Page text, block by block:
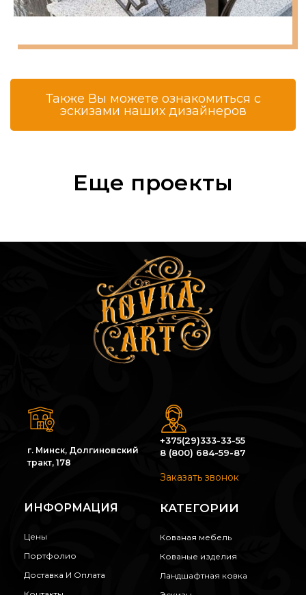
Также Вы можете ознакомиться с
эскизами наших дизайнеров
Еще проекты
г. Минск, Долгиновский
тракт, 178
+375(29)333-33-55
8 (800) 684-59-87
Заказать звонок
ИНФОРМАЦИЯ
Цены
Портфолио
Доставка И Оплата
КАТЕГОРИИ
Кованая мебель
Кованые изделия
Ландшафтная ковка